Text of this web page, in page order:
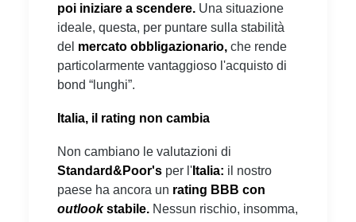
poi iniziare a scendere. Una situazione
ideale, questa, per puntare sulla stabilità
del mercato obbligazionario, che rende
particolarmente vantaggioso l'acquisto di
bond “lunghi”.
Italia, il rating non cambia
Non cambiano le valutazioni di
Standard&Poor's per l' Italia: il nostro
paese ha ancora un rating BBB con
outlookstabile. Nessun rischio, insomma,